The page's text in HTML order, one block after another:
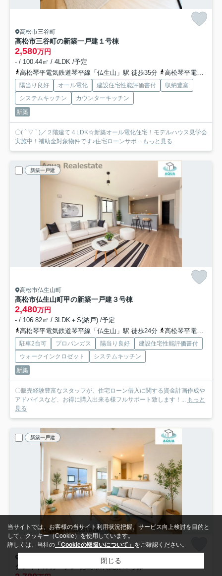
高松市三谷町
高松市三谷町の新築一戸建１号棟
2,580万円
- / 100.44㎡ / 4LDK /予定
高松琴平電気鉄道琴平線「仏生山」駅 徒歩35分
高松琴平電気鉄道琴平線「太田」駅 徒歩42分
陽当り良好 オール電化 建設住宅性能評価書付
収納豊富
システムキッチン
カウンターキッチン
新築
〇( ´ ▽ ` )／２階建て４LDK☆新築オール電化住宅！モデルハウス見学会
実施中！補助金対象物件です♪住宅ローンサポ...
もっと見る
新築一戸建
高松市仏生山町
高松市仏生山町甲の新築一戸建３号棟
2,480万円
- / 106.82㎡ / 3LDK＋S(納戸) /予定
高松琴平電気鉄道琴平線「仏生山」駅 徒歩24分
高松琴平電気鉄道琴平線「空港通り」駅 徒歩34分
駐車2台可 プロパンガス 陽当り良好
建設住宅性能評価書付
ウォークインクロゼット
システムキッチン
新築
〇販売経験豊富なスタッフが、住宅ローン借入に関する資金計画作成や
アドバイスなど、お得に購入出来る様フルサポート致します！... もっと
見る
新築一戸建
クレイドルガーデン 徳島市末広第4
当サイトでは、お客様の当サイト利用状況把握、サービス向上検討を目的と
して、クッキー（Cookie）を使用しています。
詳しくは、当社の 「Cookieの取扱いについて」 をご確認ください。
閉じる